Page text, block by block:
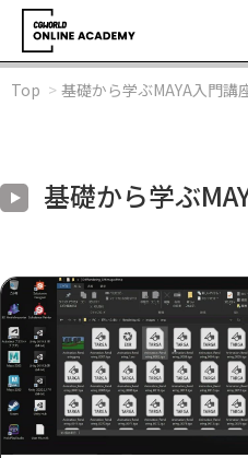
Top 基礎から学ぶMAYA入門講
基礎から学ぶ